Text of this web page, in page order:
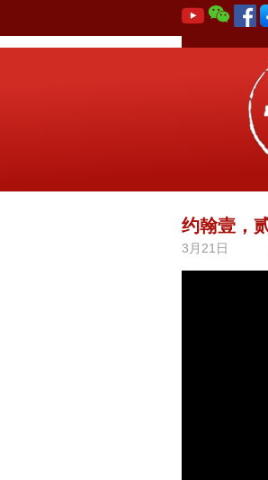
约翰壹，
3月21日